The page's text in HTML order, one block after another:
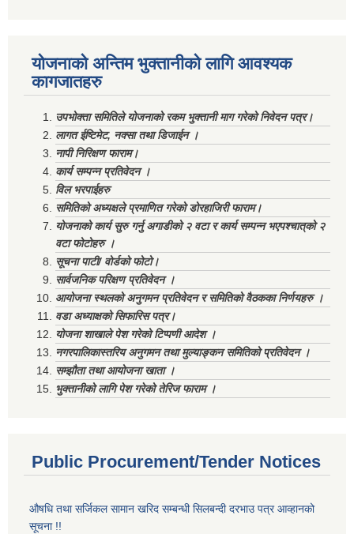
योजनाको अन्तिम भुक्तानीको लागि आवश्यक
कागजातहरु
उपभोक्ता समितिले योजनाको रकम भुक्तानी माग गरेको निवेदन पत्र।
लागत ईष्टिमेट, नक्सा तथा डिजाईन ।
नापी निरिक्षण फाराम।
कार्य सम्पन्न प्रतिवेदन ।
विल भरपाईहरु
समितिको अध्यक्षले प्रमाणित गरेको डोरहाजिरी फाराम।
योजनाको कार्य सुरु गर्नु अगाडीको २ वटा र कार्य सम्पन्न भएपश्चात्‌को २
वटा फोटोहरु ।
सूचना पाटी/ वोर्डको फोटो।
सार्वजनिक परिक्षण प्रतिवेदन ।
आयोजना स्थलको अनुगमन प्रतिवेदन र समितिको वैठकका निर्णयहरु ।
वडा अध्याक्षको सिफारिस पत्र।
योजना शाखाले पेश गरेको टिप्पणी आदेश ।
नगरपालिकास्तरिय अनुगमन तथा मुल्याङ्कन समितिको प्रतिवेदन ।
सम्झौता तथा आयोजना खाता ।
भुक्तानीको लागि पेश गरेको तेरिज फाराम ।
Public Procurement/Tender Notices
औषधि तथा सर्जिकल सामान खरिद सम्बन्धी सिलबन्दी दरभाउ पत्र आव्हानको
सूचना !!